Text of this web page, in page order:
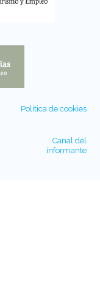
Politica de cookies
Canal del
informante